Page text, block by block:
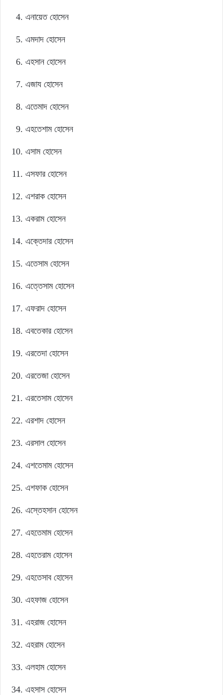
এনায়েত হোসেন
এমদাদ হোসেন
এহসান হোসেন
এজায হোসেন
এতেমাদ হোসেন
এহতেশাম হোসেন
এসাম হোসেন
এসফার হোসেন
এশরাক হোসেন
একরাম হোসেন
এক্তেদার হোসেন
এতেসাম হোসেন
এত্তেসাম হোসেন
এফরাদ হোসেন
এবতেকার হোসেন
এরতেদা হোসেন
এরতেজা হোসেন
এরতেসাম হোসেন
এরশাদ হোসেন
এরসাল হোসেন
এশতেমাম হোসেন
এশফাক হোসেন
এস্তেহসান হোসেন
এহতেমাম হোসেন
এহতেরাম হোসেন
এহতেসাব হোসেন
এহফাজ হোসেন
এহরাজ হোসেন
এহরাম হোসেন
এলহাম হোসেন
এহসাস হোসেন